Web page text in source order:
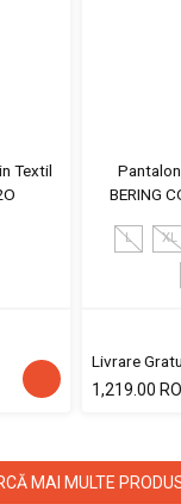
Textil
BERING
L XL
Livrare
1,219.00
MAI MULTE